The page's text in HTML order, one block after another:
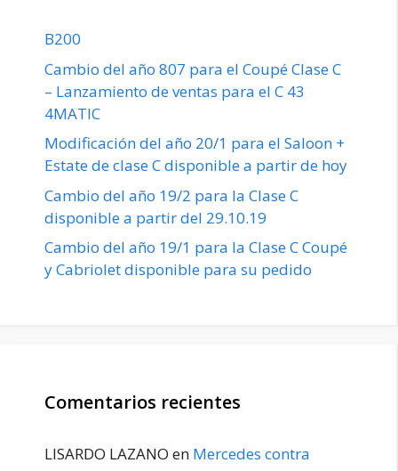
B200
Cambio del año 807 para el Coupé Clase C
– Lanzamiento de ventas para el C 43
4MATIC
Modificación del año 20/1 para el Saloon +
Estate de clase C disponible a partir de hoy
Cambio del año 19/2 para la Clase C
disponible a partir del 29.10.19
Cambio del año 19/1 para la Clase C Coupé
y Cabriolet disponible para su pedido
Comentarios recientes
LISARDO LAZANO en Mercedes contra